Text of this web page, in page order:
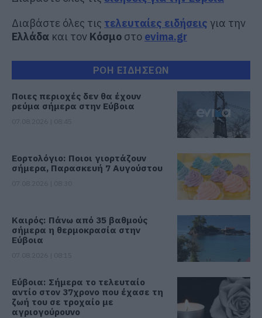
Διαβάστε όλες τις τελευταίες ειδήσεις για την
Ελλάδα και τον Κόσμο στο evima.gr
ΡΟΗ ΕΙΔΗΣΕΩΝ
Ποιες περιοχές δεν θα έχουν
ρεύμα σήμερα στην Εύβοια
Εορτολόγιο: Ποιοι γιορτάζουν
σήμερα, Παρασκευή 7 Αυγούστου
Καιρός: Πάνω από 35 βαθμούς
σήμερα η θερμοκρασία στην
Εύβοια
Εύβοια: Σήμερα το τελευταίο
αντίο στον 37χρονο που έχασε τη
ζωή του σε τροχαίο με
αγριογούρουνο